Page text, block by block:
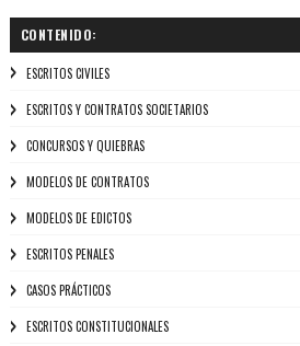
CONTENIDO:
ESCRITOS CIVILES
ESCRITOS Y CONTRATOS SOCIETARIOS
CONCURSOS Y QUIEBRAS
MODELOS DE CONTRATOS
MODELOS DE EDICTOS
ESCRITOS PENALES
CASOS PRÁCTICOS
ESCRITOS CONSTITUCIONALES